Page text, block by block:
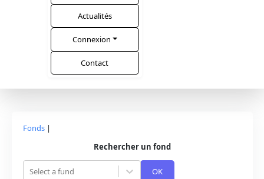
Actualités
Connexion
Contact
Fonds |
Rechercher un fond
Select a fund OK